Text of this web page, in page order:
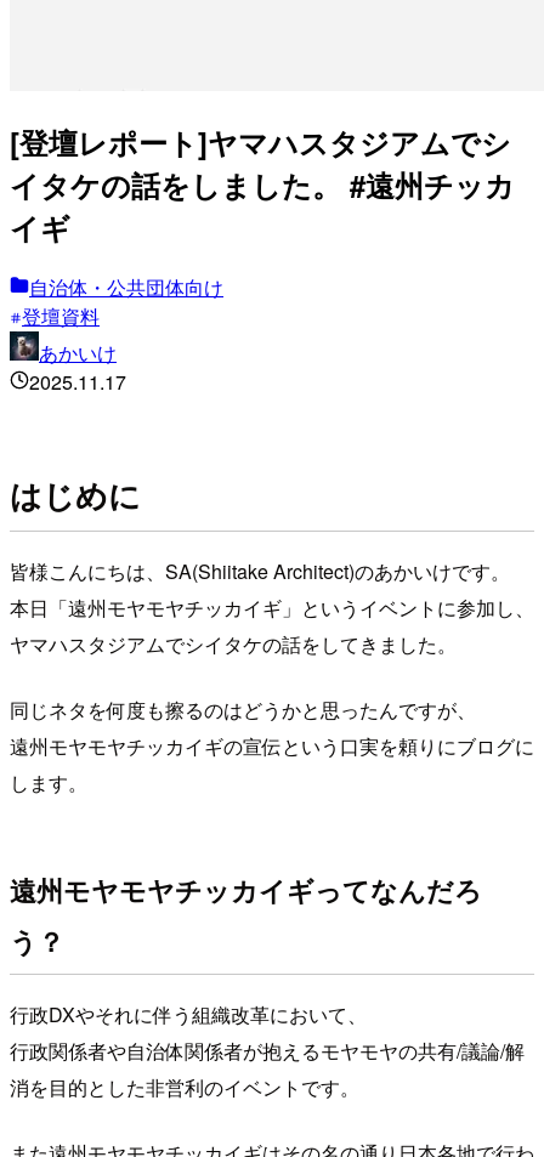
[登壇レポート]ヤマハスタジアムでシ
イタケの話をしました。 #遠州チッカ
イギ
自治体・公共団体向け
登壇資料
あかいけ
2025.11.17
はじめに
皆様こんにちは、SA(Shiitake Architect)のあかいけです。
本日「遠州モヤモヤチッカイギ」というイベントに参加し、
ヤマハスタジアムでシイタケの話をしてきました。
同じネタを何度も擦るのはどうかと思ったんですが、
遠州モヤモヤチッカイギの宣伝という口実を頼りにブログに
します。
遠州モヤモヤチッカイギってなんだろ
う？
行政DXやそれに伴う組織改革において、
行政関係者や自治体関係者が抱えるモヤモヤの共有/議論/解
消を目的とした非営利のイベントです。